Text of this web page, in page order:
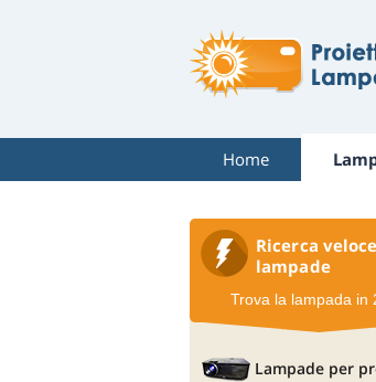
Home
Ricerca
lampade
Trova la lampada in
Lampade per